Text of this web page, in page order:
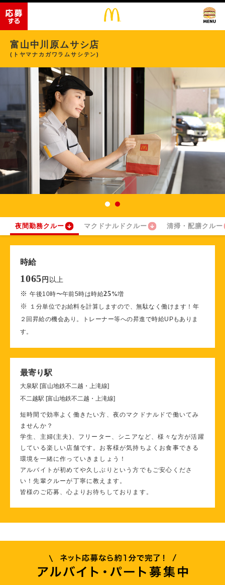
富山中川原ムサシ店
(トヤマナカガワラムサシテン)
夜間勤務クルー マクドナルドクルー 清掃・配膳クルー
時給
1065 円 以上
※午後10時〜午前5時は時給25%増
※
１分単位でお給料を計算しますので、無駄なく働けます！年
２回昇給の機会あり。トレーナー等への昇進で時給UPもありま
す。
最寄り駅
大泉駅 [富山地鉄不二越・上滝線]
不二越駅 [富山地鉄不二越・上滝線]
短時間で効率よく働きたい方、夜のマクドナルドで働いてみ
ませんか？
学生、主婦(主夫)、フリーター、シニアなど、様々な方が活躍
している楽しい店舗です。お客様が気持ちよくお食事できる
環境を一緒に作っていきましょう！
アルバイトが初めてや久しぶりという方でもご安心くださ
い！先輩クルーが丁寧に教えます。
皆様のご応募、心よりお待ちしております。